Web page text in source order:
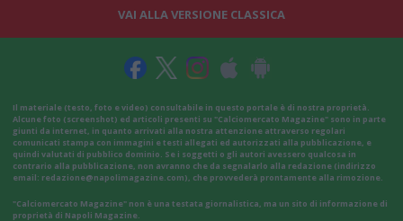
VAI ALLA VERSIONE CLASSICA
Il materiale (testo, foto e video) consultabile in questo portale è di nostra proprietà.
Alcune foto (screenshot) ed articoli presenti su "Calciomercato Magazine" sono in parte
giunti da internet, in quanto arrivati alla nostra attenzione attraverso regolari
comunicati stampa con immagini e testi allegati ed autorizzati alla pubblicazione, e
quindi valutati di pubblico dominio. Se i soggetti o gli autori avessero qualcosa in
contrario alla pubblicazione, non avranno che da segnalarlo alla redazione (indirizzo
email: redazione@napolimagazine.com), che provvederà prontamente alla rimozione.
"Calciomercato Magazine" non è una testata giornalistica, ma un sito di informazione di
proprietà di Napoli Magazine.